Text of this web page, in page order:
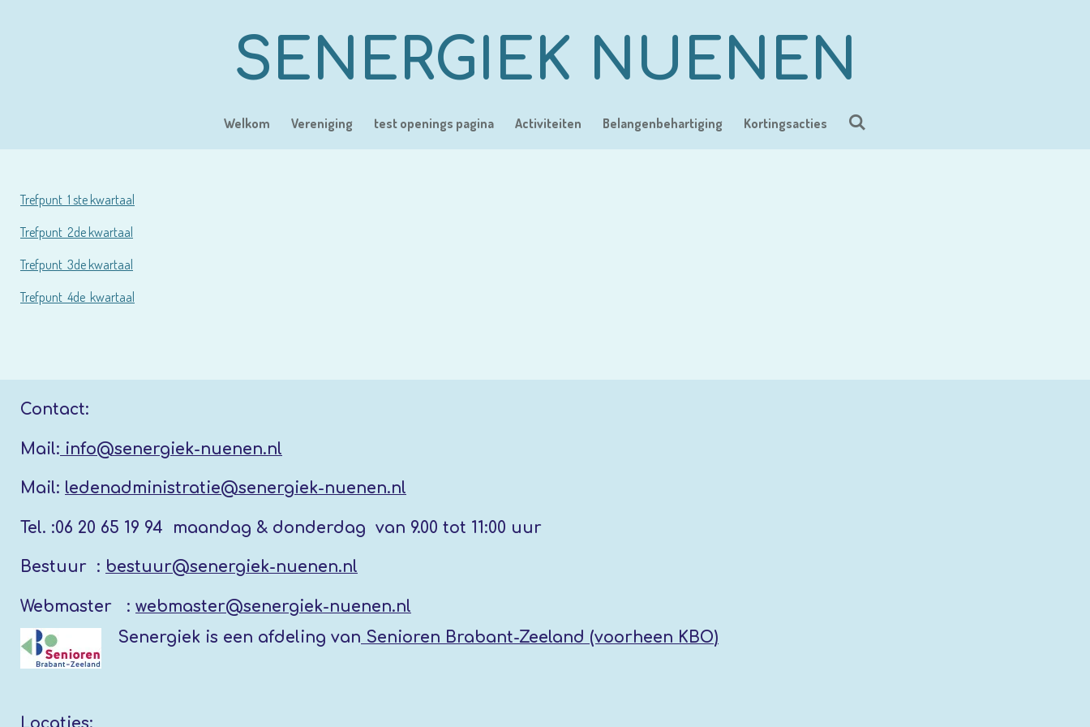
SENERGIEK NUENEN
Welkom Vereniging test openings pagina Activiteiten Belangenbehartiging Kortingsacties
Trefpunt 1 ste kwartaal
Trefpunt 2de kwartaal
Trefpunt 3de kwartaal
Trefpunt 4de kwartaal
Contact:
Mail: info@senergiek-nuenen.nl
Mail: ledenadministratie@senergiek-nuenen.nl
Tel. :06 20 65 19 94 maandag & donderdag van 9.00 tot 11:00 uur
Bestuur : bestuur@senergiek-nuenen.nl
Webmaster : webmaster@senergiek-nuenen.nl
Senergiek is een afdeling van Senioren Brabant-Zeeland (voorheen KBO)
Locaties: